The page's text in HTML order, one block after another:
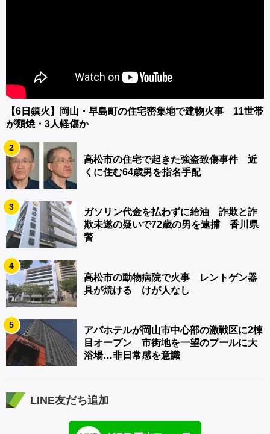
【6日鎮火】岡山・早島町の住宅密集地で建物火事 11世帯
が類焼・3人軽傷か
2
高松市の住宅で起きた強盗致傷事件 近
くに住む64歳男を指名手配
3
ガソリン代金を払わずに給油 詐欺と詐
欺未遂の疑いで72歳の男を逮捕 香川県
警
4
高松市の動物病院で火事 レントゲン器
具が焼ける けが人なし
5
アパホテルが岡山市中心部の激戦区に2棟
目オープン 市街地を一望のプールに大
浴場…非日常感を意識
LINE友だち追加